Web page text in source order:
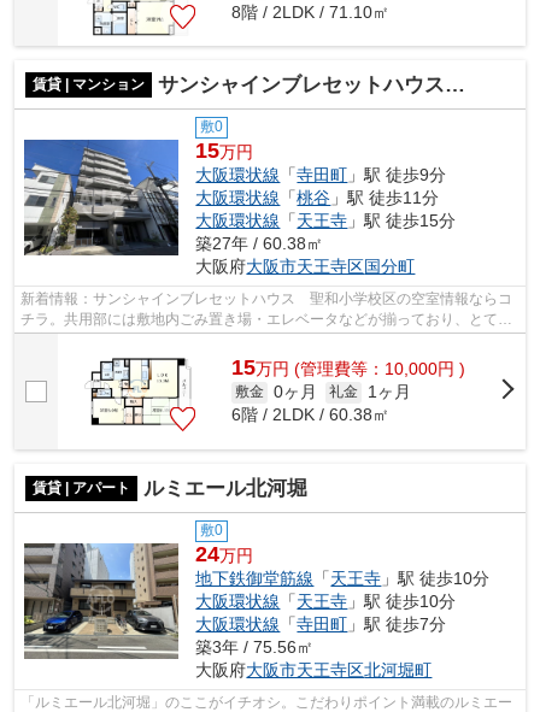
8階 / 2LDK / 71.10㎡
賃貸 | マンション サンシャインブレセットハウス 聖和小学校区
敷0
15万円
大阪環状線 「寺田町 」駅 徒歩9分
大阪環状線 「桃谷 」駅 徒歩11分
大阪環状線 「天王寺 」駅 徒歩15分
築27年 / 60.38㎡
大阪府大阪市天王寺区国分町
新着情報：サンシャインブレセットハウス 聖和小学校区の空室情報ならコ
チラ。共用部には敷地内ごみ置き場・エレベータなどが揃っており、とても
充実しています。2駅利用できる場所に...
15万円 (管理費等：10,000円 )
敷金 0ヶ月 礼金
1ヶ月
6階 / 2LDK / 60.38㎡
賃貸 | アパート ルミエール北河堀
敷0
24万円
地下鉄御堂筋線 「天王寺 」駅 徒歩10分
大阪環状線 「天王寺 」駅 徒歩10分
大阪環状線 「寺田町 」駅 徒歩7分
築3年 / 75.56㎡
大阪府大阪市天王寺区北河堀町
「ルミエール北河堀」のここがイチオシ。こだわりポイント満載のルミエー